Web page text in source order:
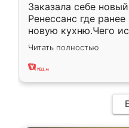
Заказала себе
Ренессанс где
новую кухню.Чего
вполне довольна.
два года, нареканий
Читать полностью